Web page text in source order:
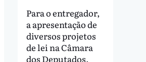
Para o entregador,
a apresentação de
diversos projetos
de lei na Câmara
dos Deputados,